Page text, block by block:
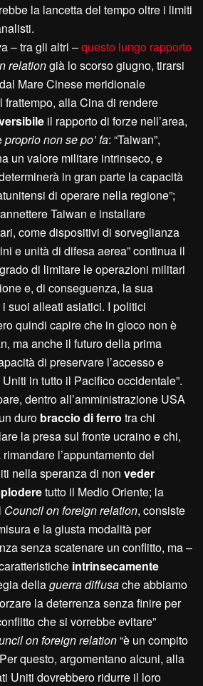
la lancetta del tempo oltre i limiti
– tra gli altri –questo lungo rapporto
relationgià lo scorso giugno, tirarsi
Mare Cinese meridionale
frattempo, alla Cina di rendere
il rapporto di forze nell’area,
proprio non se po’ fa: “Taiwan”,
un valore militare intrinseco, e
in gran parte la capacità
di operare nella regione”;
Taiwan e installare
come dispositivi di sorveglianza
e unità di difesa aerea” continua il
di limitare le operazioni militari
e, di conseguenza, la sua
suoi alleati asiatici. I politici
quindi capire che in gioco non è
ma anche il futuro della prima
di preservare l’accesso e
in tutto il Pacifico occidentale”.
dentro all’amministrazione USA
duro braccio di ferro tra chi
la presa sul fronte ucraino e chi,
l’appuntamento del
nella speranza di non veder
tutto il Medio Oriente; la
Council on foreign relation, consiste
e la giusta modalità per
senza scatenare un conflitto, ma –
intrinsecamente
dellaguerra diffusache abbiamo
la deterrenza senza finire per
che si vorrebbe evitare”
on foreign relation“è un compito
questo, argomentano alcuni, alla
Uniti dovrebbero ridurre il loro